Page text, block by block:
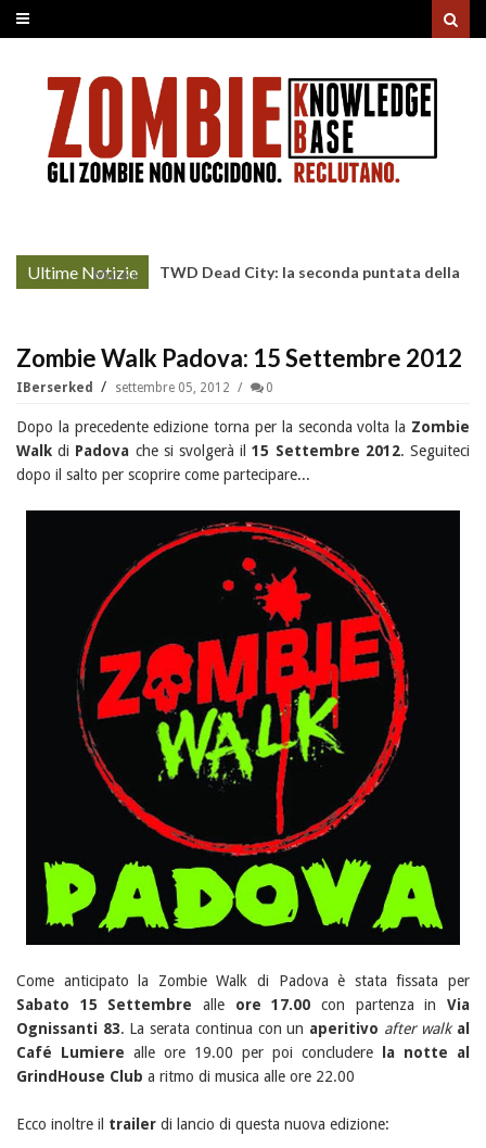
Ultime Notizie
More »
TWD Dead City: la seconda puntata della
Zombie Walk Padova: 15 Settembre 2012
IBerserked settembre 05, 2012 0
Dopo la precedente edizione torna per la seconda volta la Zombie
Walkdi Padova che si svolgerà il15 Settembre 2012. Seguiteci
dopo il salto per scoprire come partecipare...
Come anticipato la Zombie Walk di Padova è stata fissata per
Sabato 15 Settembre alle ore 17.00 con partenza inVia
Ognissanti 83. La serata continua con un aperitivo after walk al
Café Lumiere alle ore 19.00 per poi concludere
la notte al
GrindHouse Club a ritmo di musica alle ore 22.00
Ecco inoltre il trailer di lancio di questa nuova edizione: